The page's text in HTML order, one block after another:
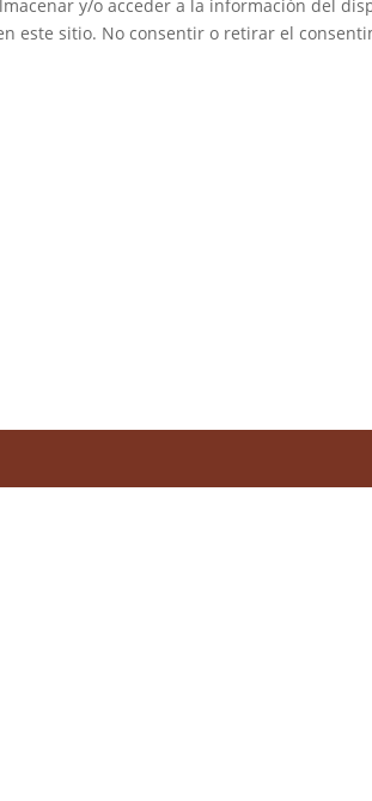
y/o acceder a la información del
este sitio. No consentir o retirar el